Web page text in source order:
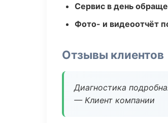
Сервис в день
Фото- и видеоотчёт
Отзывы клиентов
Диагностика
— Клиент компании